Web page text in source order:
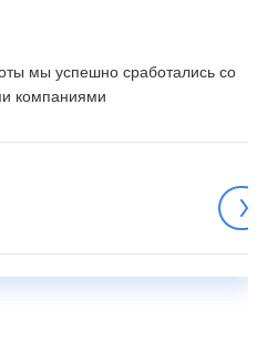
мы успешно сработались со
компаниями